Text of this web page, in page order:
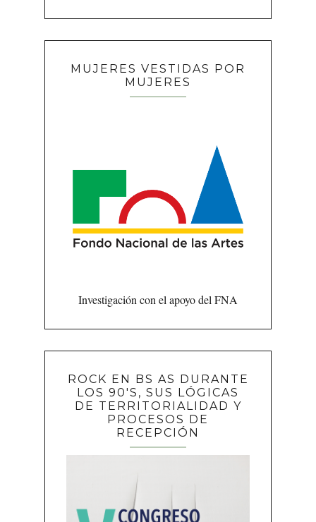
MUJERES VESTIDAS POR
MUJERES
Investigación con el apoyo del FNA
ROCK EN BS AS DURANTE
LOS 90'S, SUS LÓGICAS
DE TERRITORIALIDAD Y
PROCESOS DE
RECEPCIÓN